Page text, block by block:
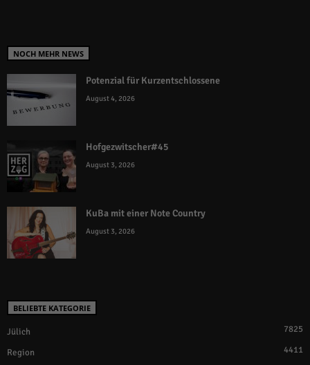
NOCH MEHR NEWS
Potenzial für Kurzentschlossene
August 4, 2026
Hofgezwitscher#45
August 3, 2026
KuBa mit einer Note Country
August 3, 2026
BELIEBTE KATEGORIE
Jülich 7825
Region 4411